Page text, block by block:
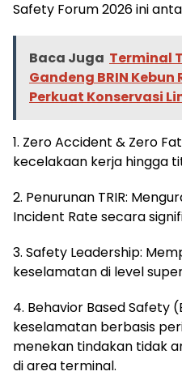
Safety Forum 2026 ini
Baca Juga Terminal
Gandeng BRIN
Perkuat Konservasi
1. Zero Accident & Zero
kecelakaan kerja hingga
2. Penurunan TRIR:
Incident Rate secara
3. Safety Leadership:
keselamatan di level
4. Behavior Based Safety
keselamatan berbasis
menekan tindakan tidak
di area terminal.